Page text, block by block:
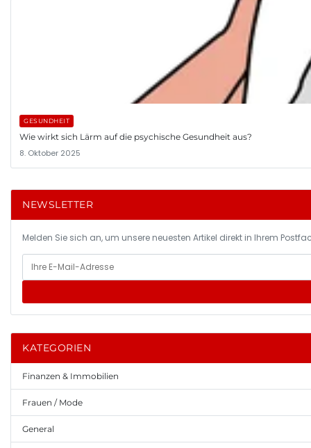
GESUNDHEIT
Wie wirkt sich Lärm auf die psychische Gesundheit aus?
8. Oktober 2025
NEWSLETTER
Melden Sie sich an, um unsere neuesten Artikel direkt in Ihrem
KATEGORIEN
Finanzen & Immobilien
Frauen / Mode
General